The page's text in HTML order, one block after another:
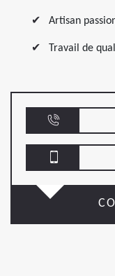
Artisan
Travail de